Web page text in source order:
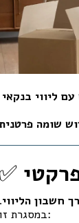
שומה
✅
חשבון הליווי.
במסגרת זו: